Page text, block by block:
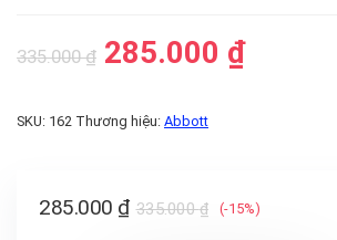
335.000₫ 285.000 ₫
SKU: 162 Thương hiệu: Abbott
335.000₫
285.000 ₫ (-15%)